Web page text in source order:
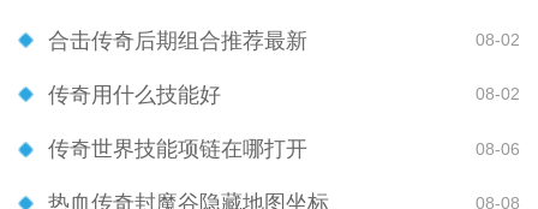
合击传奇后期组合推荐最新 08-02
传奇用什么技能好 08-02
传奇世界技能项链在哪打开 08-06
热血传奇封魔谷隐藏地图坐标 08-08